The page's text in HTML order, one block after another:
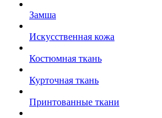
Замша
Искусственная кожа
Костюмная ткань
Курточная ткань
Принтованные ткани